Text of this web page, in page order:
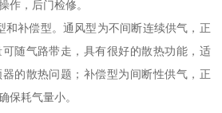
作，后门检修。
和补偿型。通风型为不间断连续供气，正
随气路带走，具有很好的散热功能，适
的散热问题；补偿型为间断性供气，正
保耗气量小。